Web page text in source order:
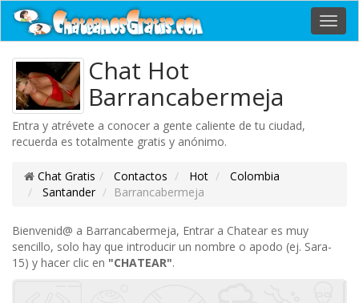
Chat Hot
Barrancabermeja
Entra y atrévete a conocer a gente caliente de tu ciudad,
recuerda es totalmente gratis y anónimo.
Chat Gratis Contactos Hot
Colombia
Santander
Barrancabermeja
Bienvenid@ a Barrancabermeja, Entrar a Chatear es muy
sencillo, solo hay que introducir un nombre o apodo (ej. Sara-
15) y hacer clic en "CHATEAR".